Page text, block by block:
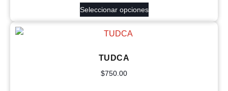
Seleccionar opciones
TUDCA
$750.00